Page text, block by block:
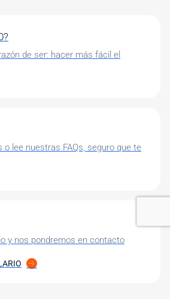
de ser: hacer más fácil el
o lee nuestras FAQs, seguro que te
y nos pondremos en contacto